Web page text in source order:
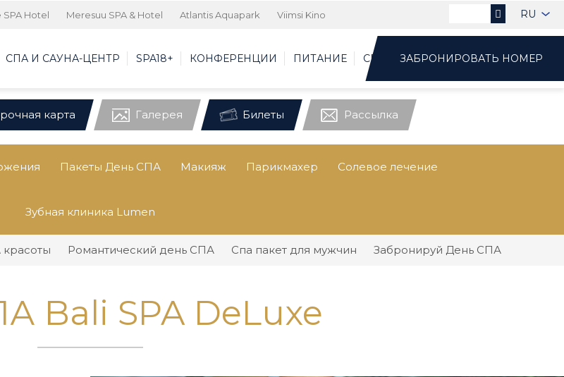
SPA Hotel Meresuu SPA & Hotel Atlantis Aquapark Viimsi Kino RU
СПА И САУНА-ЦЕНТР SPA18+ КОНФЕРЕНЦИИ ПИТАНИЕ СПОРТКЛУБЗАБРОНИРОВАТЬ НОМЕР
карта Галерея Билеты Рассылка
Пакеты День СПА Макияж Парикмахер Солевое лечение
Зубная клиника Lumen
Романтический день СПА Спа пакет для мужчин Забронируй День СПА
Bali SPA DeLuxe